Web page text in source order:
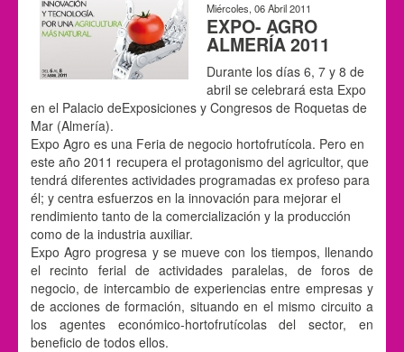
Miércoles, 06 Abril 2011
EXPO- AGRO
ALMERÍA 2011
Durante los días 6, 7 y 8 de
abril se celebrará esta Expo
en el Palacio deExposiciones y Congresos de Roquetas de
Mar (Almería).
Expo Agro es una Feria de negocio hortofrutícola. Pero en
este año 2011 recupera el protagonismo del agricultor, que
tendrá diferentes actividades programadas ex profeso para
él; y centra esfuerzos en la innovación para mejorar el
rendimiento tanto de la comercialización y la producción
como de la industria auxiliar.
Expo Agro progresa y se mueve con los tiempos, llenando
el recinto ferial de actividades paralelas, de foros de
negocio, de intercambio de experiencias entre empresas y
de acciones de formación, situando en el mismo circuito a
los agentes económico-hortofrutícolas del sector, en
beneficio de todos ellos.